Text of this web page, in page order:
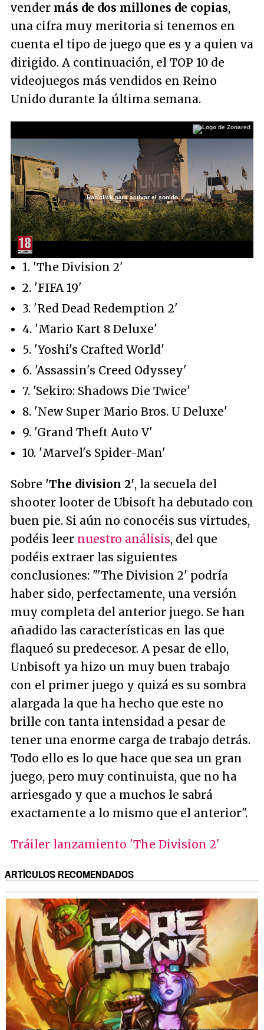
vender más de dos millones de copias,
una cifra muy meritoria si tenemos en
cuenta el tipo de juego que es y a quien va
dirigido. A continuación, el TOP 10 de
videojuegos más vendidos en Reino
Unido durante la última semana.
Unmute /
Loaded:
27.35%
Haz click para activar el sonido
1. 'The Division 2'
2. 'FIFA 19'
3. 'Red Dead Redemption 2'
4. 'Mario Kart 8 Deluxe'
5. 'Yoshi's Crafted World'
6. 'Assassin's Creed Odyssey'
7. 'Sekiro: Shadows Die Twice'
8. 'New Super Mario Bros. U Deluxe'
9. 'Grand Theft Auto V'
10. 'Marvel's Spider-Man'
Sobre 'The division 2', la secuela del
shooter looter de Ubisoft ha debutado con
buen pie. Si aún no conocéis sus virtudes,
podéis leer nuestro análisis, del que
podéis extraer las siguientes
conclusiones: "'The Division 2' podría
haber sido, perfectamente, una versión
muy completa del anterior juego. Se han
añadido las características en las que
flaqueó su predecesor. A pesar de ello,
Unbisoft ya hizo un muy buen trabajo
con el primer juego y quizá es su sombra
alargada la que ha hecho que este no
brille con tanta intensidad a pesar de
tener una enorme carga de trabajo detrás.
Todo ello es lo que hace que sea un gran
juego, pero muy continuista, que no ha
arriesgado y que a muchos le sabrá
exactamente a lo mismo que el anterior".
Tráiler lanzamiento 'The Division 2'
ARTÍCULOS RECOMENDADOS